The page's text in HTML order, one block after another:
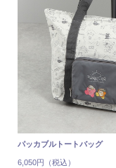
パッカブルトートバッグ
6,050円（税込）